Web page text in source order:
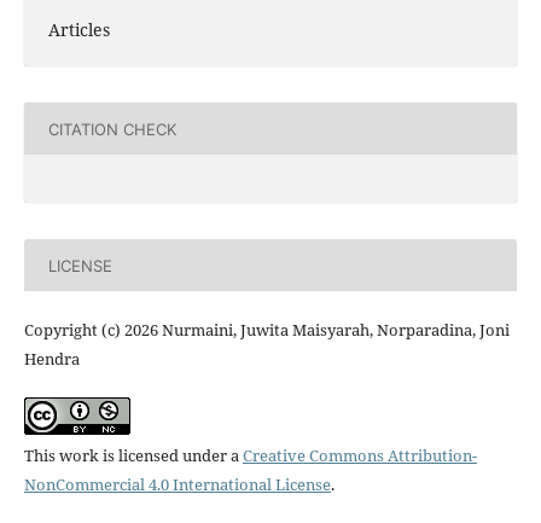
Articles
CITATION CHECK
LICENSE
Copyright (c) 2026 Nurmaini, Juwita Maisyarah, Norparadina, Joni
Hendra
This work is licensed under aCreative Commons Attribution-
NonCommercial 4.0 International License.